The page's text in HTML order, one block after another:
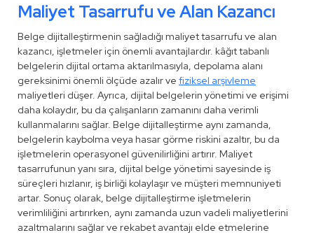
Maliyet Tasarrufu ve Alan Kazancı
Belge dijitalleştirmenin sağladığı maliyet tasarrufu ve alan
kazancı, işletmeler için önemli avantajlardır. kâğıt tabanlı
belgelerin dijital ortama aktarılmasıyla, depolama alanı
gereksinimi önemli ölçüde azalır ve fiziksel arşivleme
maliyetleri düşer. Ayrıca, dijital belgelerin yönetimi ve erişimi
daha kolaydır, bu da çalışanların zamanını daha verimli
kullanmalarını sağlar. Belge dijitalleştirme aynı zamanda,
belgelerin kaybolma veya hasar görme riskini azaltır, bu da
işletmelerin operasyonel güvenilirliğini artırır. Maliyet
tasarrufunun yanı sıra, dijital belge yönetimi sayesinde iş
süreçleri hızlanır, iş birliği kolaylaşır ve müşteri memnuniyeti
artar. Sonuç olarak, belge dijitalleştirme işletmelerin
verimliliğini artırırken, aynı zamanda uzun vadeli maliyetlerini
azaltmalarını sağlar ve rekabet avantajı elde etmelerine